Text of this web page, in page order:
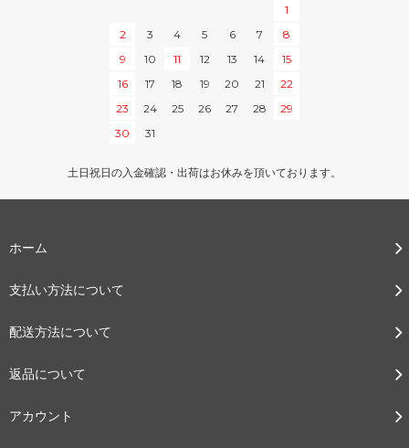
1
2
3 4 5 6 7
8
9
10 11 12 13 14
15
16
17 18 19 20 21
22
23
24 25 26 27 28
29
30
31
土日祝日の入金確認・出荷はお休みを頂いております。
ホーム
支払い方法について
配送方法について
返品について
アカウント